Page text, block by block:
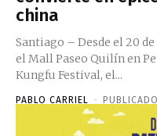
china
Santiago – Desde el 20
el Mall Paseo Quilín en
Kungfu Festival, el...
PABLO CARRIEL -